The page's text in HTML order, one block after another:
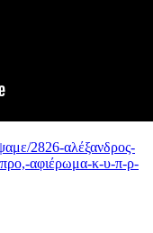
2826-αλέξανδρος-
αφιέρωμα-κ-υ-π-ρ-